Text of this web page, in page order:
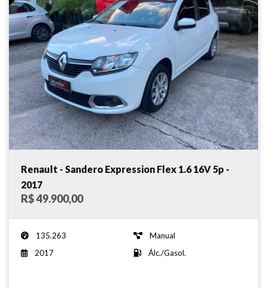
Renault - Sandero Expression Flex 1.6 16V 5p -
2017
R$ 49.900,00
135.263
Manual
2017
Álc./Gasol.